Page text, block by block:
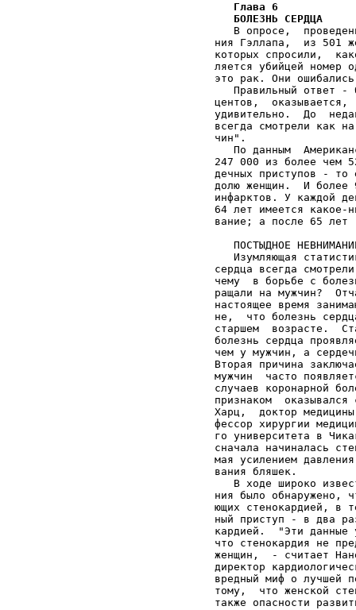
Глава 6
   БОЛЕЗНЬ СЕРДЦА
В опросе,
ния Гэллапа,  из 501
которых спросили,
ляется убийцей номер
это рак.
Правильный ответ -
центов,  оказывается,
удивительно.  До
всегда смотрели как
По данным
247 000 из более чем
дечных приступов - то
долю женщин.  И более
инфарктов. У каждой
64 лет имеется какое-
вание; а после
Изумляющая
сердца всегда
чему  в борьбе с
ращали на мужчин?
настоящее время
не,  что болезнь
старшем  возрасте.
болезнь сердца
чем у мужчин, а
Вторая причина
мужчин  часто
случаев коронарной
признаком
Харц,  доктор
фессор хирургии
го университета в
сначала начиналась
мая усилением
В ходе широко
ния было обнаружено,
ющих стенокардией, в
ный приступ - в два
кардией.  "Эти данные
что стенокардия не
женщин,  - считает
директор
вредный миф о лучшей
тому,  что женской
также опасности